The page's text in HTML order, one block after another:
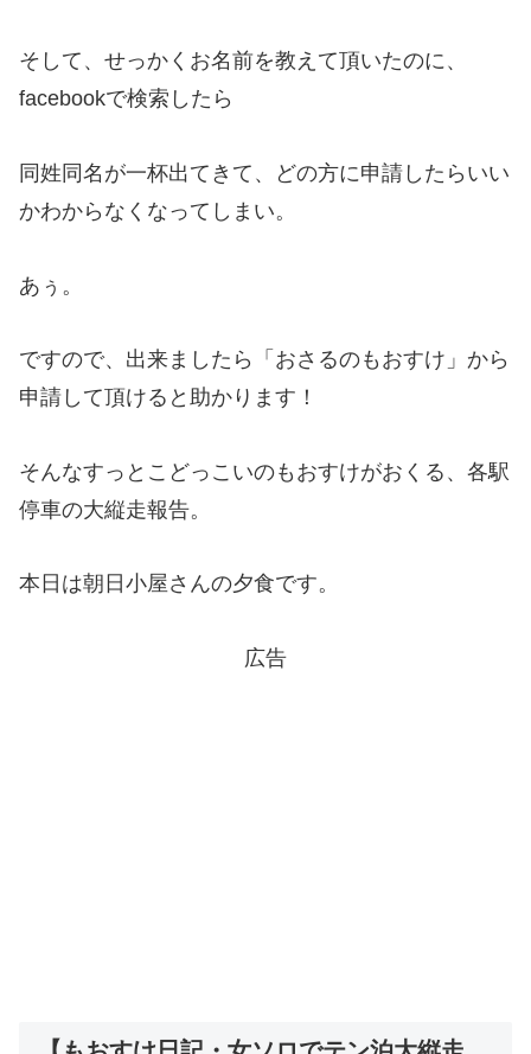
そして、せっかくお名前を教えて頂いたのに、
facebookで検索したら
同姓同名が一杯出てきて、どの方に申請したらいい
かわからなくなってしまい。
あぅ。
ですので、出来ましたら「おさるのもおすけ」から
申請して頂けると助かります！
そんなすっとこどっこいのもおすけがおくる、各駅
停車の大縦走報告。
本日は朝日小屋さんの夕食です。
広告